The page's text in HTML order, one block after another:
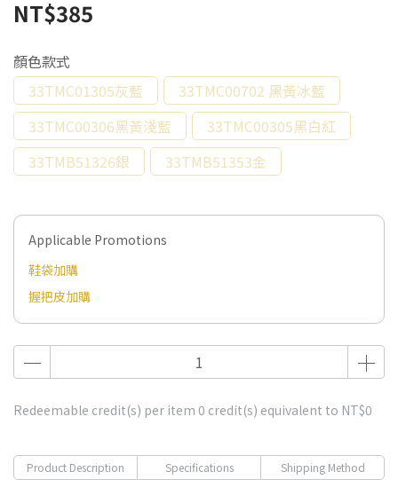
NT$385
顏色款式
33TMC01305灰藍
33TMC00702 黑黃冰藍
33TMC00306黑黃淺藍
33TMC00305黑白紅
33TMB51326銀
33TMB51353金
Applicable Promotions
鞋袋加購
握把皮加購
Redeemable credit(s) per item 0 credit(s) equivalent to NT$0
Product Description Specifications Shipping Method